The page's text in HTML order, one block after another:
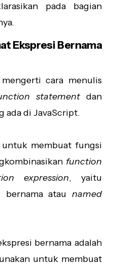
pada bagian
Ekspresi Bernama
cara menulis
statementdan
ada di JavaScript.
membuat fungsi
function
expression, yaitu
atau named
bernama adalah
untuk membuat